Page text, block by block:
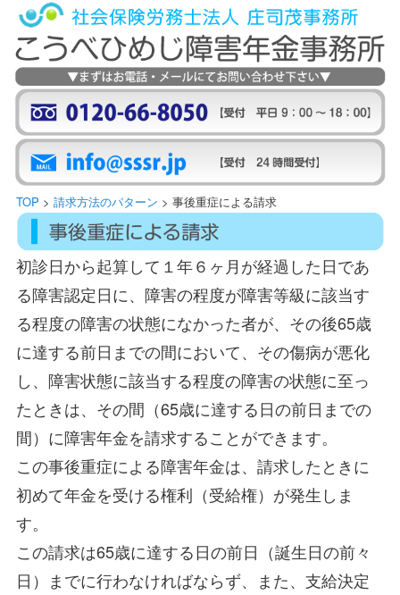
こうべひめじ障害年金センター
こうべひめじ障害年金センター
TOP > 請求方法のパターン > 事後重症による請求
初診日から起算して１年６ヶ月が経過した日であ
る障害認定日に、障害の程度が障害等級に該当す
る程度の障害の状態になかった者が、その後65歳
に達する前日までの間において、その傷病が悪化
し、障害状態に該当する程度の障害の状態に至っ
たときは、その間（65歳に達する日の前日までの
間）に障害年金を請求することができます。
この事後重症による障害年金は、請求したときに
初めて年金を受ける権利（受給権）が発生しま
す。
この請求は65歳に達する日の前日（誕生日の前々
日）までに行わなければならず、また、支給決定